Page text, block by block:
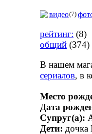
видео(7)
рейтинг: (8)
общий (374)
В нашем
сериалов, в
Место
Дата
Супруг(а):
Дети: дочка